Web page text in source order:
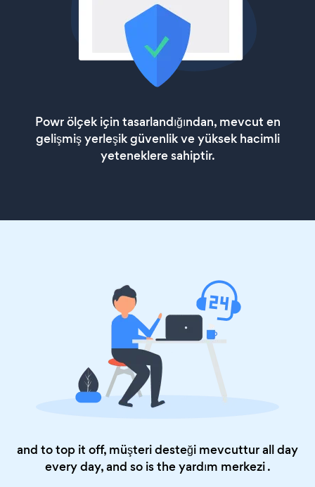
Powr ölçek için tasarlandığından, mevcut en
gelişmiş yerleşik güvenlik ve yüksek hacimli
yeteneklere sahiptir.
and to top it off, müşteri desteği mevcuttur all day
every day, and so is theyardım merkezi.